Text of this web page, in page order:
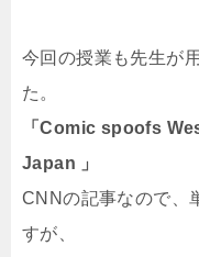
今回の授業も先生が
た。
「Comic spoofs
Japan 」
CNNの記事なので、
すが、